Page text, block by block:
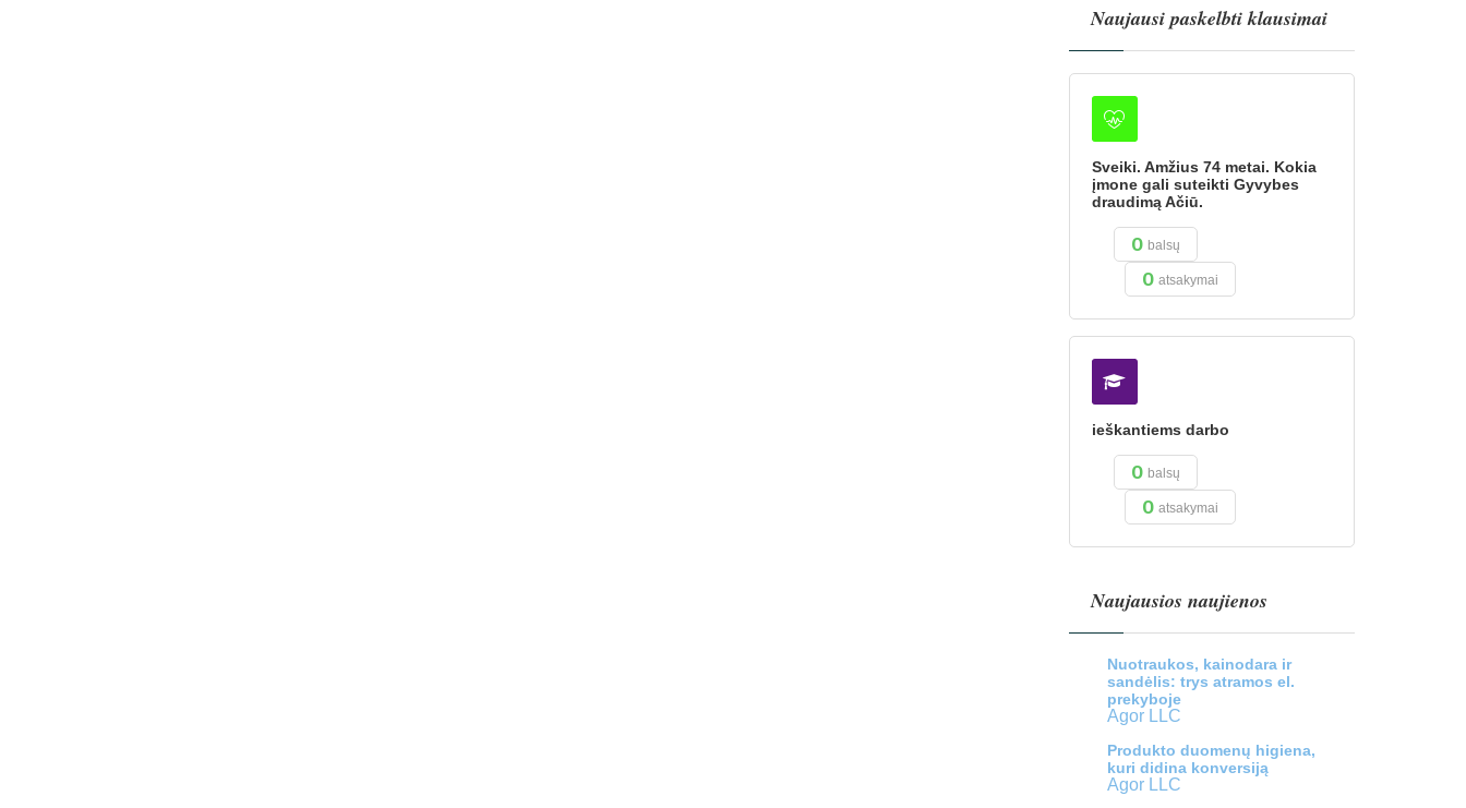
Naujausi paskelbti klausimai
Sveiki. Amžius 74 metai. Kokia
įmone gali suteikti Gyvybes
draudimą Ačiū.
0 balsų
0 atsakymai
ieškantiems darbo
0 balsų
0 atsakymai
Naujausios naujienos
Nuotraukos, kainodara ir
sandėlis: trys atramos el.
prekyboje
Agor LLC
Produkto duomenų higiena,
kuri didina konversiją
Agor LLC